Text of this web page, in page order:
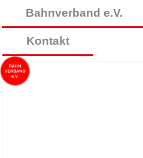
Bahnverband e.V.
Kontakt